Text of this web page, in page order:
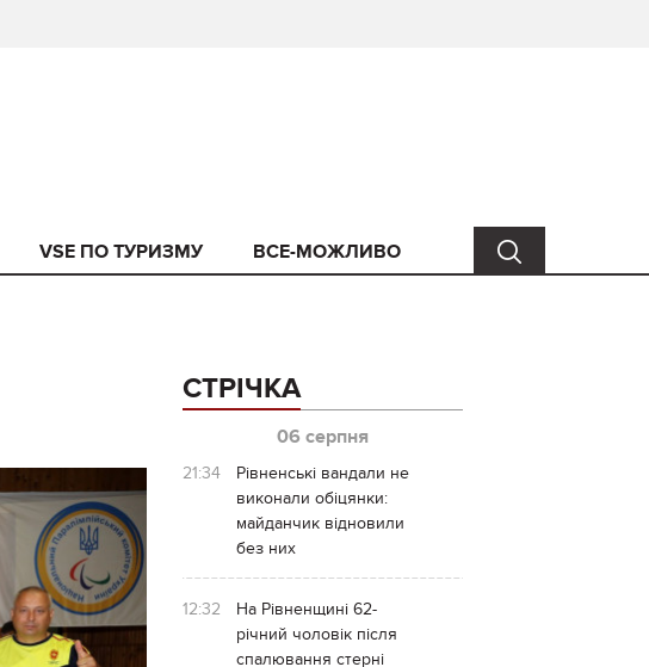
VSE ПО ТУРИЗМУ ВСЕ-МОЖЛИВО
СТРІЧКА
06 серпня
21:34
Рівненські вандали не
виконали обіцянки:
майданчик відновили
без них
12:32
На Рівненщині 62-
річний чоловік після
спалювання стерні